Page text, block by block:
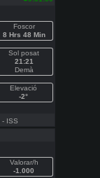
Foscor
8 Hrs 48 Min
Sol posat
21:21
Demà
Elevació
-2°
- ISS
Valorar/h
-1.000